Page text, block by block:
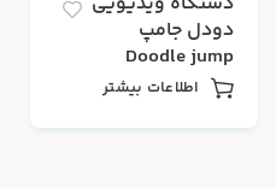
دودل جامپ
Doodle jump
اطلاعات بیشتر